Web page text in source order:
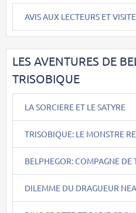
AVIS AUX LECTEURS ET
LES AVENTURES DE
TRISOBIQUE
LA SORCIERE ET LE SATYRE
TRISOBIQUE: LE MONSTRE
BELPHEGOR: COMPAGNE DE
DILEMME DU DRAGUEUR